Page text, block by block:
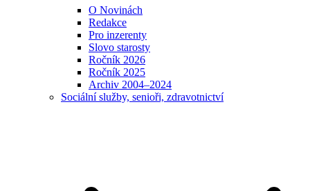
O Novinách
Redakce
Pro inzerenty
Slovo starosty
Ročník 2026
Ročník 2025
Archiv 2004–2024
Sociální služby, senioři, zdravotnictví